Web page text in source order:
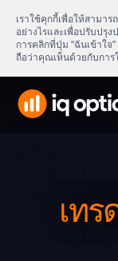
เราใช้คุกกี้เพื่อให้สามา
อย่างไรและเพื่อปรับปรุ
การคลิกที่ปุ่ม “ฉันเข้าใจ
ถือว่าคุณเห็นด้วยกับการ
เท